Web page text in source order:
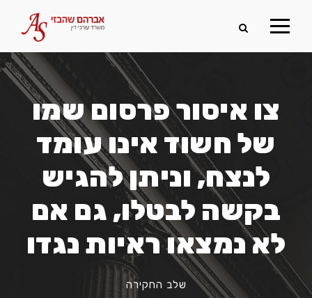
צו איסור פרסום שמו
של חשוד אינו עומד
לנצח, וניתן להגיש
בקשה לבטלו, גם אם
לא נמצאו ראיות נגדו
שלב החקירה